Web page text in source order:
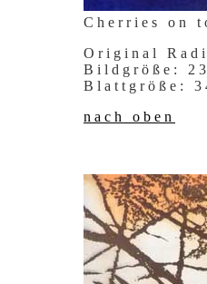
Cherries on
Original
Bildgröße:
Blattgröße:
nach oben